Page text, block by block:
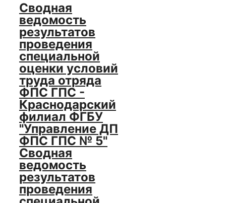
Сводная
ведомость
результатов
проведения
специальной
оценки условий
труда отряда
ФПС ГПС -
Краснодарский
филиал ФГБУ
"Управление ДП
ФПС ГПС № 5"
Сводная
ведомость
результатов
проведения